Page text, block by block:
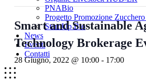
PNABio
Progetto Promozione
Start Up Bio
News
Eventi
Contatti
Smart and Sustainable
Technology Brokerage
28 Giugno, 2022 @ 10:00 - 17:00